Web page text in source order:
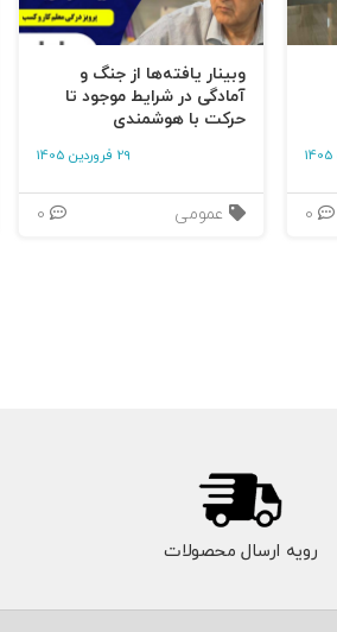
وبینار یافته‌ها از جنگ و
آمادگی در شرایط موجود تا
حرکت با هوشمندی
29 فروردین 1405
عمومی
رویه ارسال محصولات